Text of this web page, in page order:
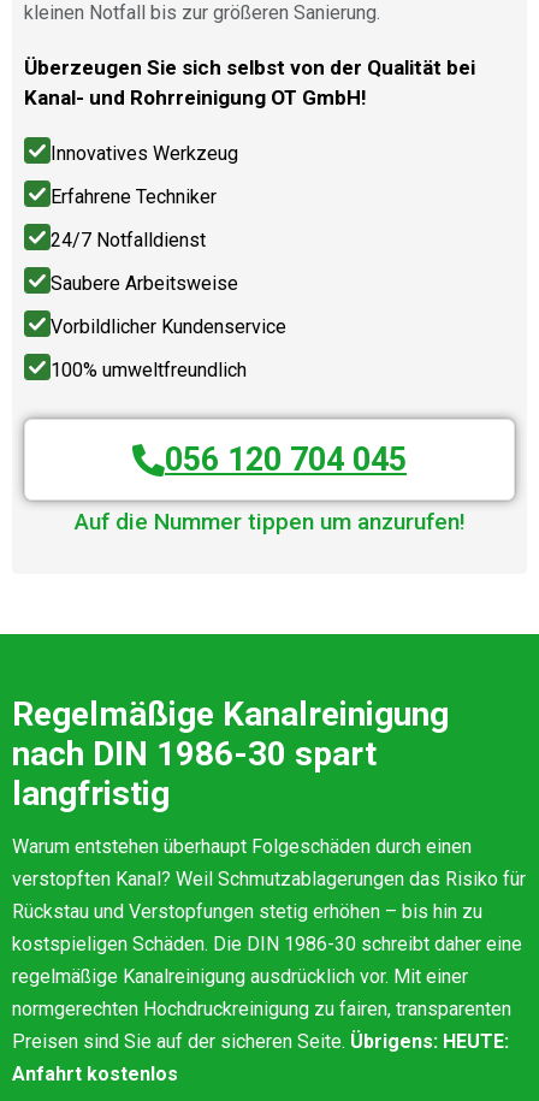
kleinen Notfall bis zur größeren Sanierung.
Überzeugen Sie sich selbst von der Qualität bei
Kanal- und Rohrreinigung OT GmbH!
Innovatives Werkzeug
Erfahrene Techniker
24/7 Notfalldienst
Saubere Arbeitsweise
Vorbildlicher Kundenservice
100% umweltfreundlich
056 120 704 045
Auf die Nummer tippen um anzurufen!
Regelmäßige Kanalreinigung
nach DIN 1986-30 spart
langfristig
Warum entstehen überhaupt Folgeschäden durch einen
verstopften Kanal? Weil Schmutzablagerungen das Risiko für
Rückstau und Verstopfungen stetig erhöhen – bis hin zu
kostspieligen Schäden. Die DIN 1986-30 schreibt daher eine
regelmäßige Kanalreinigung ausdrücklich vor. Mit einer
normgerechten Hochdruckreinigung zu fairen, transparenten
Preisen sind Sie auf der sicheren Seite. Übrigens: HEUTE:
Anfahrt kostenlos